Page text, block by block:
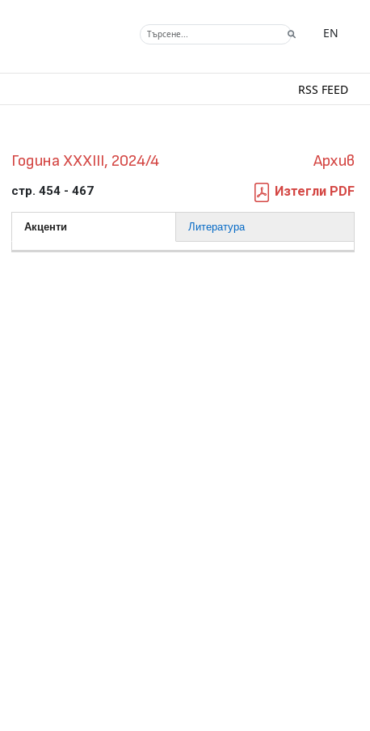
EN
RSS FEED
Година XXXIII, 2024/4 Архив
стр. 454 - 467 Изтегли PDF
Акценти Литература